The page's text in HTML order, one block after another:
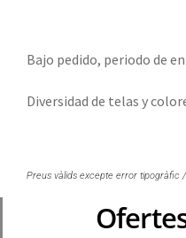
Bajo pedido, periodo de
Diversidad de telas y
Preus vàlids excepte error tipogràfic